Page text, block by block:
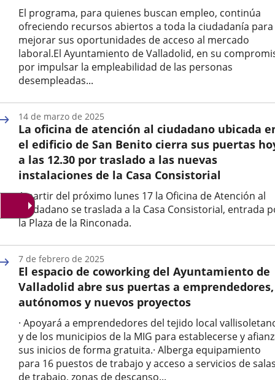
El programa, para quienes buscan empleo, continúa
ofreciendo recursos abiertos a toda la ciudadanía para
mejorar sus oportunidades de acceso al mercado
laboral.El Ayuntamiento de Valladolid, en su
por impulsar la empleabilidad de las personas
desempleadas...
la
noticia
La oficina de atención al ciudadano ubicada
el edificio de San Benito cierra sus puertas
a las 12.30 por traslado a las nuevas
instalaciones de la Casa Consistorial
A partir del próximo lunes 17 la Oficina de Atención al
Ciudadano se traslada a la Casa Consistorial, entrada
la Plaza de la Rinconada.
la
noticia
14 de marzo de 2025
El espacio de coworking del Ayuntamiento de
Valladolid abre sus puertas a emprendedores,
autónomos y nuevos proyectos
· Apoyará a emprendedores del tejido local
y de los municipios de la MIG para establecerse y
sus inicios de forma gratuita.· Alberga equipamiento
para 16 puestos de trabajo y acceso a servicios de
de trabajo, zonas de descanso...
7 de febrero de 2025